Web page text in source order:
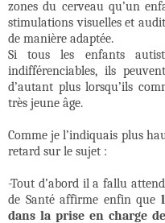
zones du cerveau qu’un
stimulations visuelles et
de manière adaptée.
Si tous les enfants
indifférenciables, ils
d’autant plus lorsqu’ils
très jeune âge.
Comme je l’indiquais plus
retard sur le sujet :
-Tout d’abord il a fallu
de Santé affirme enfin que
dans la prise en charge